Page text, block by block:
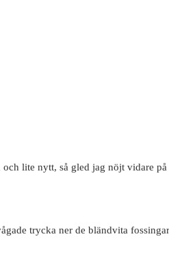
och lite nytt, så gled jag nöjt vidare
trycka ner de bländvita